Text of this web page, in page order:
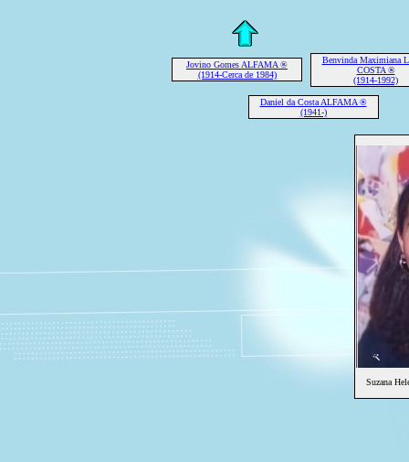
Jovino Gomes ALFAMA ®
(1914-Cerca de 1984)
Benvinda Maximiana
COSTA ®
(1914-1992)
Daniel da Costa ALFAMA ®
(1941-)
Suzana